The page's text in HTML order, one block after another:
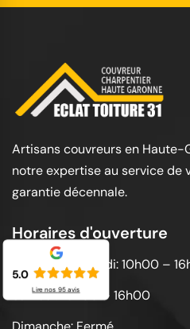
Artisans couvreurs en Haute-
notre expertise au service de
garantie décennale.
Horaires d'ouverture
Lundi au vendredi: 10h00 –
Samedi: 10h00 – 16h00
5.0
Lire nos 95avis